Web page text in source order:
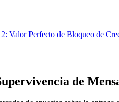
Valor Perfecto de Bloqueo de
de